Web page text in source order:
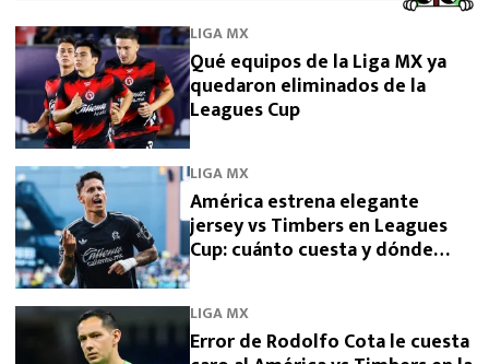
LIGA MX
Qué equipos de la Liga MX ya
quedaron eliminados de la
Leagues Cup
LIGA MX
América estrena elegante
jersey vs Timbers en Leagues
Cup: cuánto cuesta y dónde
LIGA MX
Error de Rodolfo Cota le cuesta